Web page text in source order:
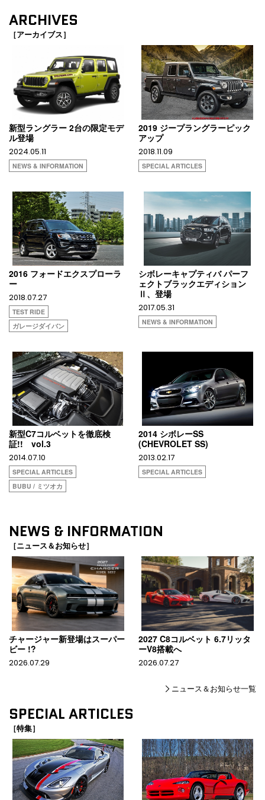
ARCHIVES
［アーカイブス］
新型ラングラー 2台の限定モデ
ル登場
2024.05.11
NEWS & INFORMATION
2019 ジープラングラーピック
アップ
2018.11.09
SPECIAL ARTICLES
2016 フォードエクスプローラ
ー
2018.07.27
TEST RIDE
ガレージダイバン
シボレーキャプティバ パーフ
ェクトブラックエディション
Ⅱ、登場
2017.05.31
NEWS & INFORMATION
新型C7コルベットを徹底検
証!! vol.3
2014.07.10
SPECIAL ARTICLES
BUBU / ミツオカ
2014 シボレーSS
(CHEVROLET SS)
2013.02.17
SPECIAL ARTICLES
NEWS & INFORMATION
［ニュース＆お知らせ］
チャージャー新登場はスーパー
ビー !?
2026.07.29
2027 C8コルベット 6.7リッタ
ーV8搭載へ
2026.07.27
ニュース＆お知らせ一覧
SPECIAL ARTICLES
［特集］